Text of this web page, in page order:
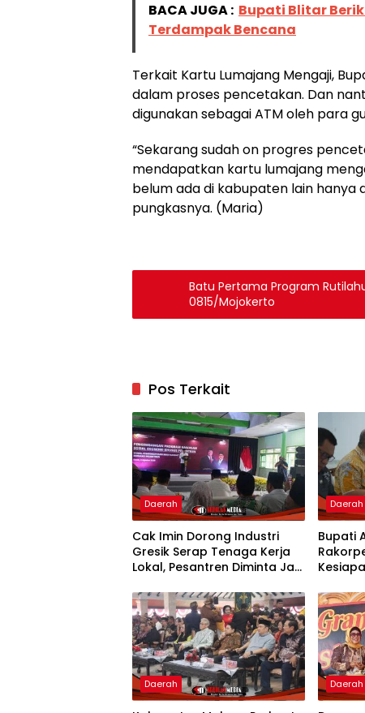
BACA JUGA : Bupati Blitar
Terdampak Bencana
Terkait Kartu Lumajang Mengaji,
dalam proses pencetakan. Dan
digunakan sebagai ATM oleh para
“Sekarang sudah on progres
mendapatkan kartu lumajang
belum ada di kabupaten lain hanya
pungkasnya. (Maria)
Batu Pertama Program
0815/Mojokerto
Pos Terkait
Daerah
Cak Imin Dorong Industri
Gresik Serap Tenaga Kerja
Lokal, Pesantren Diminta Jadi
Daerah
Bupati
Daerah Daerah